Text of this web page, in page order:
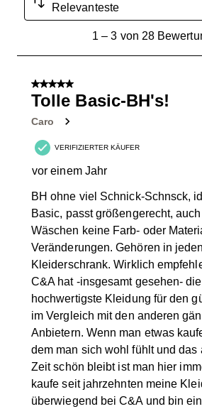
Relevanteste
von
Bewertungen.
1 – 3 von 28
5 von 5 Sternen.
Tolle Basic-BH's!
Caro
VERIFIZIERTER KÄUFER
vor einem Jahr
BH ohne viel Schnick-Schnsck,
Basic, passt größengerecht,
Wäschen keine Farb- oder
Veränderungen. Gehören in
Kleiderschrank. Wirklich
C&A hat -insgesamt gesehen-
hochwertigste Kleidung für den
im Vergleich mit den anderen
Anbietern. Wenn man etwas
dem man sich wohl fühlt und das
Zeit schön bleibt ist man hier
kaufe seit jahrzehnten meine
überwiegend bei C&A und bin